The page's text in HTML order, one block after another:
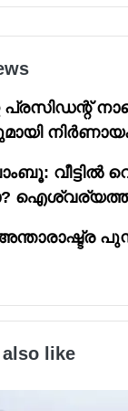
വീട്ടിൽ
also like